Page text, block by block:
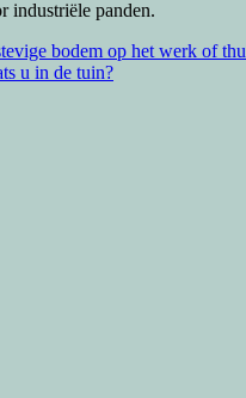
industriële panden.
bodem op het werk of
u in de tuin?